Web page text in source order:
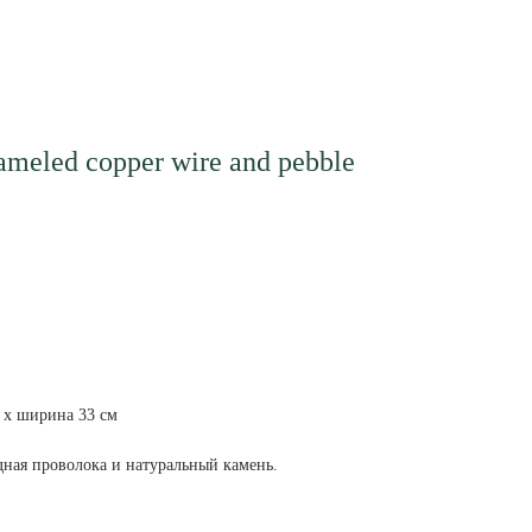
copper wire and pebble
x ширина 33 см
проволока и натуральный камень.